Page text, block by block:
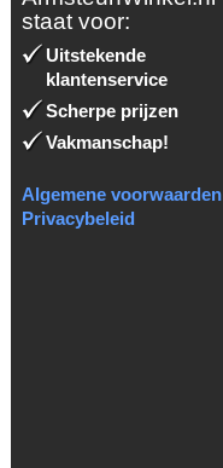
staat voor:
Uitstekende
klantenservice
Scherpe prijzen
Vakmanschap!
Algemene voorwaarden
Privacybeleid